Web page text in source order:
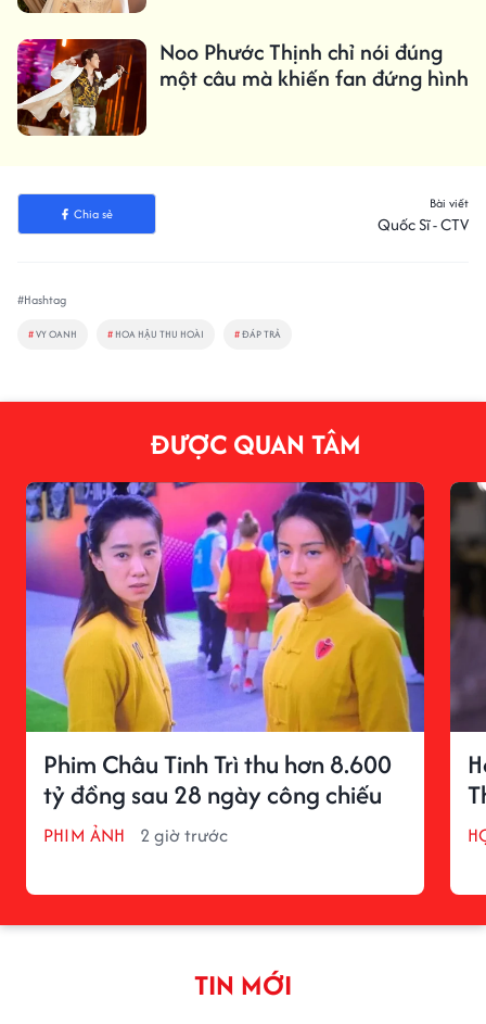
Noo Phước Thịnh chỉ nói đúng
một câu mà khiến fan đứng hình
Chia sẻ
Bài viết
Quốc Sĩ - CTV
#Hashtag
#VY OANH # HOA HẬU THU HOÀI #ĐÁP TRẢ
ĐƯỢC QUAN TÂM
Phim Châu Tinh Trì thu hơn 8.600
tỷ đồng sau 28 ngày công chiếu
PHIM ẢNH 2 giờ trước
TIN MỚI